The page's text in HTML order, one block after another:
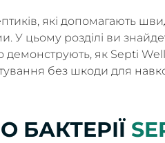
які допомагають
У цьому розділі ви
демонструють, як Septi
без шкоди для
БАКТЕРІЇ